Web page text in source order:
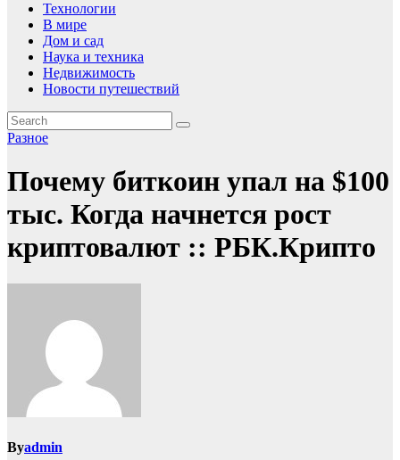
Технологии
В мире
Дом и сад
Наука и техника
Недвижимость
Новости путешествий
Разное
Почему биткоин упал на $100
тыс. Когда начнется рост
криптовалют :: РБК.Крипто
Byadmin